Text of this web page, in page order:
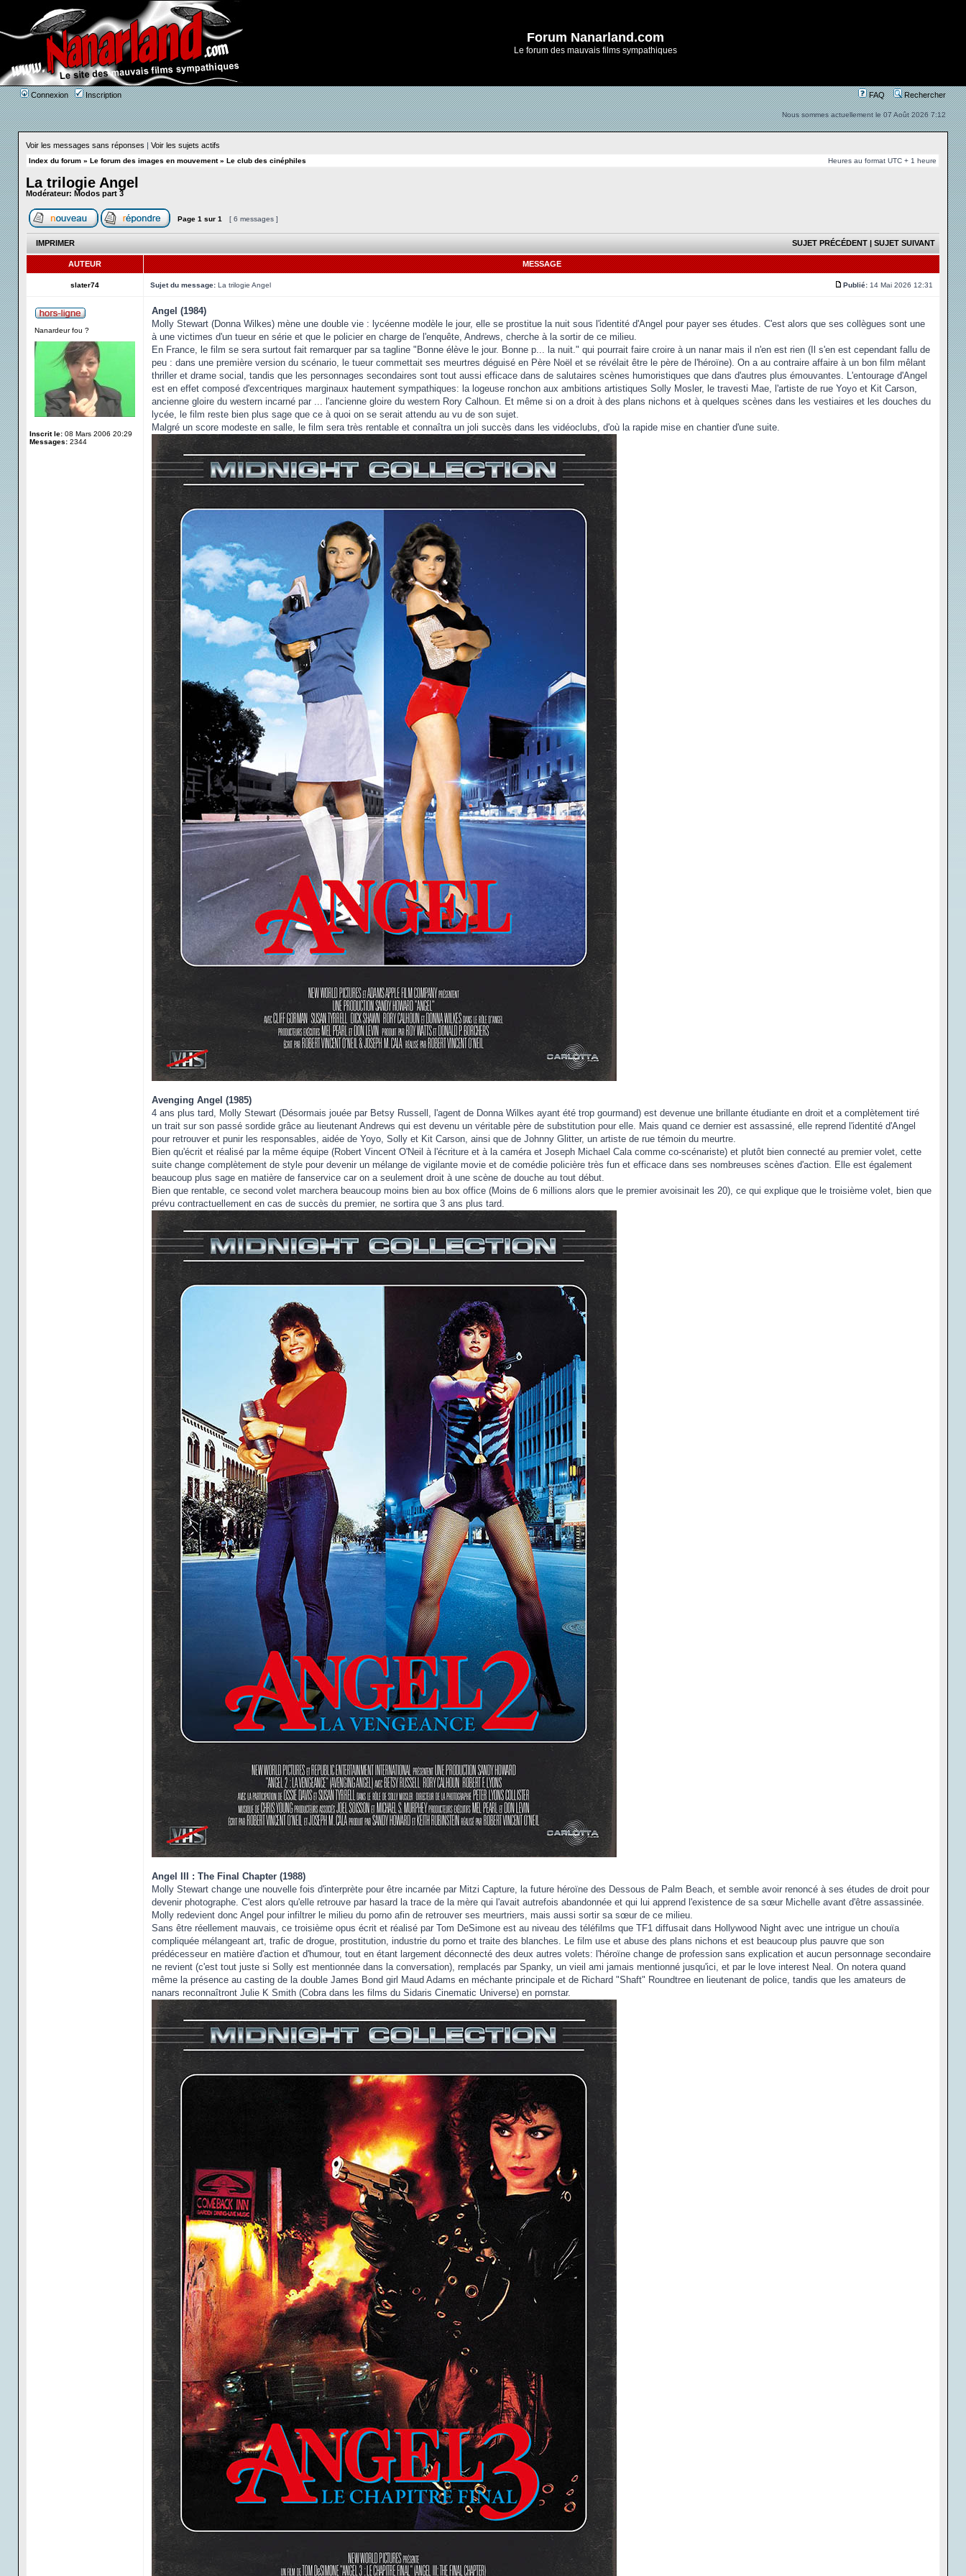
Forum Nanarland.com
Le forum des mauvais films sympathiques
Connexion Inscription FAQ Rechercher
Nous sommes actuellement le 07 Août 2026 7:12
Voir les messages sans réponses | Voir les sujets actifs
Index du forum » Le forum des images en mouvement» Le club des cinéphiles Heures au format UTC + 1 heure
La trilogie Angel
Modérateur: Modos part 3
Page 1 sur 1 [ 6 messages ]
IMPRIMER SUJET PRÉCÉDENT | SUJET SUIVANT
AUTEUR MESSAGE
slater74 Sujet du message: La trilogie Angel Publié: 14 Mai 2026 12:31
Nanardeur fou ?
Inscrit le: 08 Mars 2006 20:29
Messages: 2344
Angel (1984)
Molly Stewart (Donna Wilkes) mène une double vie : lycéenne modèle le jour, elle se prostitue la nuit sous l'identité d'Angel pour payer ses études. C'est alors que ses collègues sont une
à une victimes d'un tueur en série et que le policier en charge de l'enquête, Andrews, cherche à la sortir de ce milieu.
En France, le film se sera surtout fait remarquer par sa tagline "Bonne élève le jour. Bonne p... la nuit." qui pourrait faire croire à un nanar mais il n'en est rien (Il s'en est cependant fallu de
peu : dans une première version du scénario, le tueur commettait ses meurtres déguisé en Père Noël et se révélait être le père de l'héroïne). On a au contraire affaire à un bon film mêlant
thriller et drame social, tandis que les personnages secondaires sont tout aussi efficace dans de salutaires scènes humoristiques que dans d'autres plus émouvantes. L'entourage d'Angel
est en effet composé d'excentriques marginaux hautement sympathiques: la logeuse ronchon aux ambitions artistiques Solly Mosler, le travesti Mae, l'artiste de rue Yoyo et Kit Carson,
ancienne gloire du western incarné par ... l'ancienne gloire du western Rory Calhoun. Et même si on a droit à des plans nichons et à quelques scènes dans les vestiaires et les douches du
lycée, le film reste bien plus sage que ce à quoi on se serait attendu au vu de son sujet.
Malgré un score modeste en salle, le film sera très rentable et connaîtra un joli succès dans les vidéoclubs, d'où la rapide mise en chantier d'une suite.
Avenging Angel (1985)
4 ans plus tard, Molly Stewart (Désormais jouée par Betsy Russell, l'agent de Donna Wilkes ayant été trop gourmand) est devenue une brillante étudiante en droit et a complètement tiré
un trait sur son passé sordide grâce au lieutenant Andrews qui est devenu un véritable père de substitution pour elle. Mais quand ce dernier est assassiné, elle reprend l'identité d'Angel
pour retrouver et punir les responsables, aidée de Yoyo, Solly et Kit Carson, ainsi que de Johnny Glitter, un artiste de rue témoin du meurtre.
Bien qu'écrit et réalisé par la même équipe (Robert Vincent O'Neil à l'écriture et à la caméra et Joseph Michael Cala comme co-scénariste) et plutôt bien connecté au premier volet, cette
suite change complètement de style pour devenir un mélange de vigilante movie et de comédie policière très fun et efficace dans ses nombreuses scènes d'action. Elle est également
beaucoup plus sage en matière de fanservice car on a seulement droit à une scène de douche au tout début.
Bien que rentable, ce second volet marchera beaucoup moins bien au box office (Moins de 6 millions alors que le premier avoisinait les 20), ce qui explique que le troisième volet, bien que
prévu contractuellement en cas de succès du premier, ne sortira que 3 ans plus tard.
Angel III : The Final Chapter (1988)
Molly Stewart change une nouvelle fois d'interprète pour être incarnée par Mitzi Capture, la future héroïne des Dessous de Palm Beach, et semble avoir renoncé à ses études de droit pour
devenir photographe. C'est alors qu'elle retrouve par hasard la trace de la mère qui l'avait autrefois abandonnée et qui lui apprend l'existence de sa sœur Michelle avant d'être assassinée.
Molly redevient donc Angel pour infiltrer le milieu du porno afin de retrouver ses meurtriers, mais aussi sortir sa sœur de ce milieu.
Sans être réellement mauvais, ce troisième opus écrit et réalisé par Tom DeSimone est au niveau des téléfilms que TF1 diffusait dans Hollywood Night avec une intrigue un chouïa
compliquée mélangeant art, trafic de drogue, prostitution, industrie du porno et traite des blanches. Le film use et abuse des plans nichons et est beaucoup plus pauvre que son
prédécesseur en matière d'action et d'humour, tout en étant largement déconnecté des deux autres volets: l'héroïne change de profession sans explication et aucun personnage secondaire
ne revient (c'est tout juste si Solly est mentionnée dans la conversation), remplacés par Spanky, un vieil ami jamais mentionné jusqu'ici, et par le love interest Neal. On notera quand
même la présence au casting de la double James Bond girl Maud Adams en méchante principale et de Richard "Shaft" Roundtree en lieutenant de police, tandis que les amateurs de
nanars reconnaîtront Julie K Smith (Cobra dans les films du Sidaris Cinematic Universe) en pornstar.